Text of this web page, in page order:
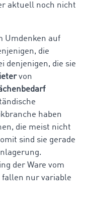
aktuell noch nicht
Umdenken auf
die
denjenigen, die sie
von
haben
die meist nicht
sind sie gerade
der Ware vom
fallen nur variable